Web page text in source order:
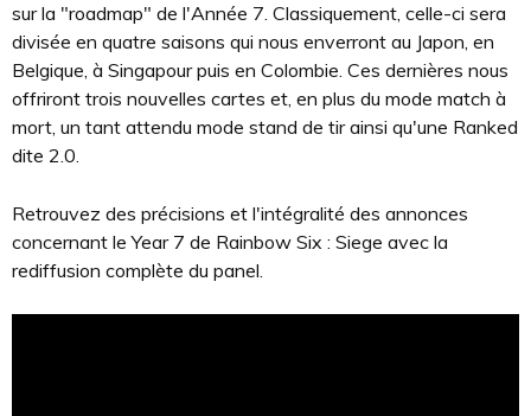
sur la "roadmap" de l'Année 7. Classiquement, celle-ci sera
divisée en quatre saisons qui nous enverront au Japon, en
Belgique, à Singapour puis en Colombie. Ces dernières nous
offriront trois nouvelles cartes et, en plus du mode match à
mort, un tant attendu mode stand de tir ainsi qu'une Ranked
dite 2.0.
Retrouvez des précisions et l'intégralité des annonces
concernant le Year 7 de Rainbow Six : Siege avec la
rediffusion complète du panel.